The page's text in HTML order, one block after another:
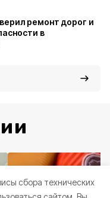
сбора технических
ремонт дорог и
в